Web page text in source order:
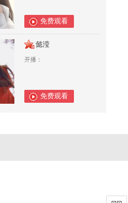
免费观看
懿滢
开播：
免费观看